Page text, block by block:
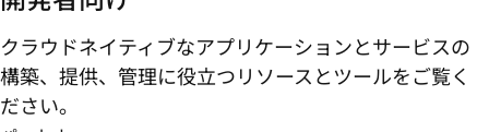
クラウドネイティブなアプリケーションとサービスの
構築、提供、管理に役立つリソースとツールをご覧く
ださい。